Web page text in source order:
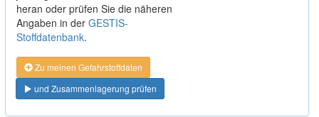
heran oder prüfen Sie die näheren
Angaben in der GESTIS-
Stoffdatenbank.
Zu meinen Gefahrstoffdaten
und Zusammenlagerung prüfen